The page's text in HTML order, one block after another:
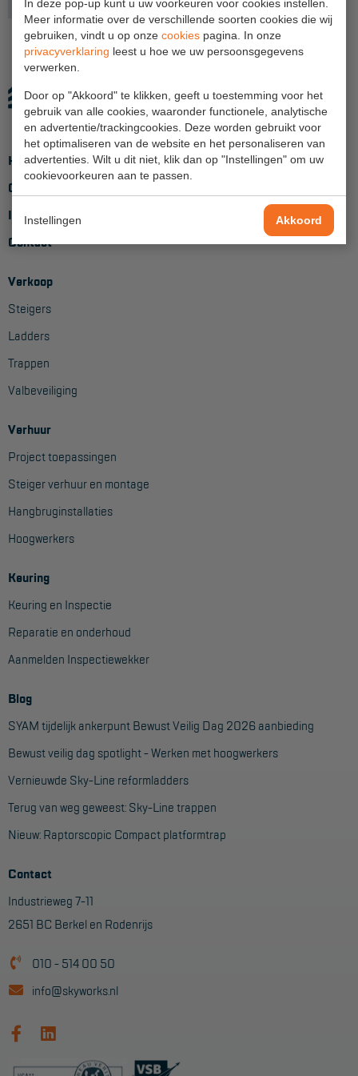
In deze pop-up kunt u uw voorkeuren voor cookies instellen.
Meer informatie over de verschillende soorten cookies die wij
gebruiken, vindt u op onze cookies pagina. In onze
privacyverklaring leest u hoe we uw persoonsgegevens
verwerken.
Door op "Akkoord" te klikken, geeft u toestemming voor het
gebruik van alle cookies, waaronder functionele, analytische
en advertentie/trackingcookies. Deze worden gebruikt voor
het optimaliseren van de website en het personaliseren van
advertenties. Wilt u dit niet, klik dan op "Instellingen" om uw
cookievoorkeuren aan te passen.
Instellingen Akkoord
Hangbruginstallaties
Schilderwerkzaamheden
Gevelrenovatie
Industrieel onderhoud
Hoogwerkers
Telescoop hoogwerkers
Knikarmhoogwerkers
Spinhoogwerkers
Schaarhoogwerkers
Masthoogwerkers
Autohoogwerkers
Project toepassingen
Hoogbouw
Industrie
KEURING
Keuring en Inspectie
Ladders en trappen
Steigers
Valbeveiliging
Reparatie en onderhoud
Aanmelden Inspectiewekker
OVER ONS
Vestigingen
Dealers
Werken bij ons
Product video's
SUPPORT
Tips en trucs
Home
Over ons
Inloggen
Contact
Verkoop
Steigers
Ladders
Trappen
Valbeveiliging
Verhuur
Project toepassingen
Steiger verhuur en montage
Hangbruginstallaties
Hoogwerkers
Keuring
Keuring en Inspectie
Reparatie en onderhoud
Aanmelden Inspectiewekker
Blog
SYAM tijdelijk ankerpunt Bewust Veilig Dag 2026 aanbieding
Bewust veilig dag spotlight - Werken met hoogwerkers
Vernieuwde Sky-Line reformladders
Terug van weg geweest: Sky-Line trappen
Nieuw: Raptorscopic Compact platformtrap
Contact
Industrieweg 7-11
2651 BC Berkel en Rodenrijs
010 - 514 00 50
info@skyworks.nl